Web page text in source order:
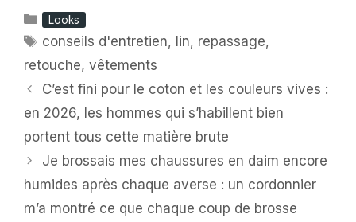
Catégories
Looks
Étiquettes
conseils d'entretien, lin, repassage,
retouche, vêtements
C’est fini pour le coton et les couleurs vives :
en 2026, les hommes qui s’habillent bien
portent tous cette matière brute
Je brossais mes chaussures en daim encore
humides après chaque averse : un cordonnier
m’a montré ce que chaque coup de brosse